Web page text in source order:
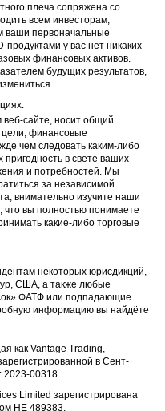
плеча сопряжена со
всем инвесторам,
ваши первоначальные
у вас нет никаких
финансовых активов.
будущих результатов,
сайте, носит общий
цели, финансовые
чем следовать каким-либо
в свете ваших
и потребностей. Мы
за независимой
внимательно изучите наши
что вы полностью понимаете
какие-либо торговые
некоторых юрисдикций,
США, а также любые
ФАТФ или подпадающие
информацию вы найдёте
как Vantage Trading,
в Сент-
2023-00318.
Limited зарегистрирована
HE 489383.